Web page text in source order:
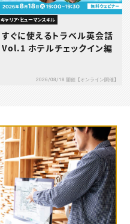
キャリア・ヒューマンスキル
すぐに使えるトラベル英会話
Vol.1 ホテルチェックイン編
2026/08/18 開催【オンライン開催】